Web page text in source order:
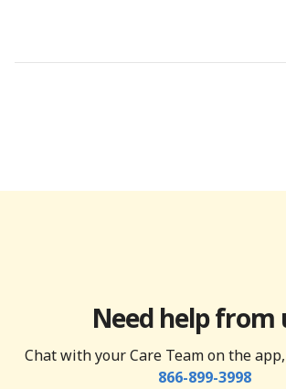
Need help from
Chat with your Care Team on the
866-899-3998